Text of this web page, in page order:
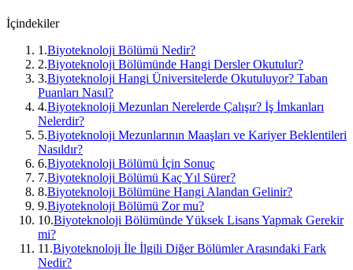
İçindekiler
1 .Biyoteknoloji Bölümü Nedir?
2.Biyoteknoloji Bölümünde Hangi Dersler Okutulur?
3.Biyoteknoloji Hangi Üniversitelerde Okutuluyor? Taban
Puanları Nasıl?
4.Biyoteknoloji Mezunları Nerelerde Çalışır? İş İmkanları
Nelerdir?
5.Biyoteknoloji Mezunlarının Maaşları ve Kariyer Beklentileri
Nasıldır?
6.Biyoteknoloji Bölümü İçin Sonuç
7.Biyoteknoloji Bölümü Kaç Yıl Sürer?
8.Biyoteknoloji Bölümüne Hangi Alandan Gelinir?
9.Biyoteknoloji Bölümü Zor mu?
10.Biyoteknoloji Bölümünde Yüksek Lisans Yapmak Gerekir
mi?
11 .Biyoteknoloji İle İlgili Diğer Bölümler Arasındaki Fark
Nedir?